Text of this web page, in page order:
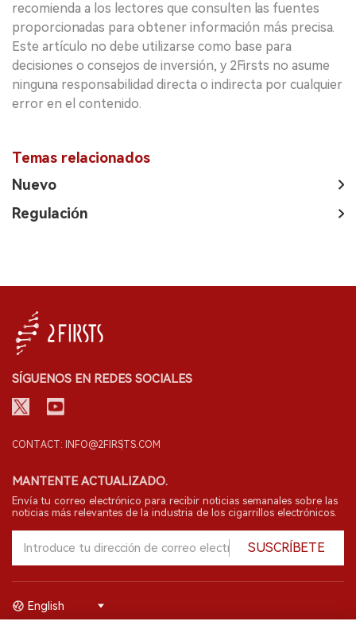
recomienda a los lectores que consulten las fuentes
proporcionadas para obtener información más precisa.
Este artículo no debe utilizarse como base para
decisiones o consejos de inversión, y 2Firsts no asume
ninguna responsabilidad directa o indirecta por cualquier
error en el contenido.
Temas relacionados
Nuevo
Regulación
SÍGUENOS EN REDES SOCIALES
CONTACT: INFO@2FIRSTS.COM
MANTENTE ACTUALIZADO.
Envía tu correo electrónico para recibir noticias semanales sobre las
noticias más relevantes de la industria de los cigarrillos electrónicos.
SUSCRÍBETE
English